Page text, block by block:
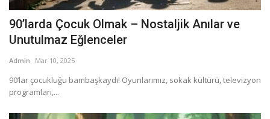
90’larda Çocuk Olmak – Nostaljik Anılar ve
Unutulmaz Eğlenceler
Admin Mar 10, 2025
90’lar çocukluğu bambaşkaydı! Oyunlarımız, sokak kültürü, televizyon
programları,...